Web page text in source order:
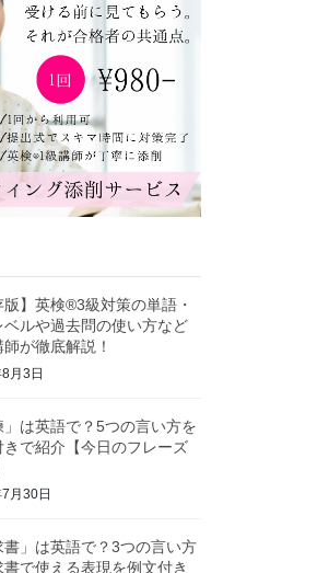
版】英検®3級対策の単語・
ベルや過去問の使い方など
が徹底解説！
月3日
」は英語で？5つの言い方を
きで紹介【今日のフレーズ
月30日
書」は英語で？3つの言い方
書で使える表現を例文付き